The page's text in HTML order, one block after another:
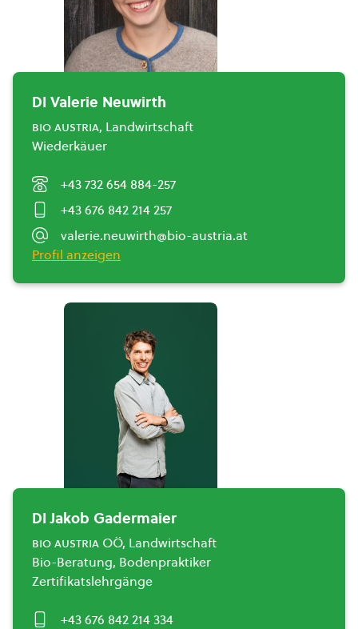
DI Valerie Neuwirth
bio austria, Landwirtschaft
Wiederkäuer
+43 732 654 884-257
+43 676 842 214 257
valerie.neuwirth@bio-austria.at
Profil anzeigen
DI Jakob Gadermaier
bio austria OÖ, Landwirtschaft
Bio-Beratung, Bodenpraktiker
Zertifikatslehrgänge
+43 676 842 214 334